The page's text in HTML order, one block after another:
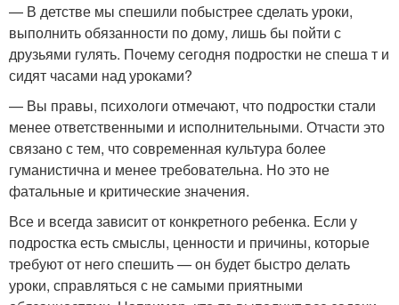
— В детстве мы спешили побыстрее сделать уроки,
выполнить обязанности по дому, лишь бы пойти с
друзьями гулять. Почему сегодня подростки не спеша т и
сидят часами над уроками?
— Вы правы, психологи отмечают, что подростки стали
менее ответственными и исполнительными. Отчасти это
связано с тем, что современная культура более
гуманистична и менее требовательна. Но это не
фатальные и критические значения.
Все и всегда зависит от конкретного ребенка. Если у
подростка есть смыслы, ценности и причины, которые
требуют от него спешить — он будет быстро делать
уроки, справляться с не самыми приятными